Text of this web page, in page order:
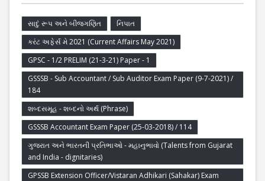
સાદું રૂપ અને બીજગણિત
નિપાત
કરંટ અફેર્સ મે 2021 (Current Affairs May 2021)
GPSC - 1/2 PRELIM (21-3-21) Paper - 1
GSSSB - Sub Accountant / Sub Auditor Exam Paper (9-7-2021) /
184
શબ્દસમૂહ - શબ્દનો અર્થ (Phrase)
GSSSB Accountant Exam Paper (25-03-2018) / 114
ગુજરાત અને ભારતની પ્રતિભાઓ - મહાનુભાવો (Talents from Gujarat
and India - dignitaries)
GPSSB Extension Officer/Vistaran Adhikari (Sahakar) Exam